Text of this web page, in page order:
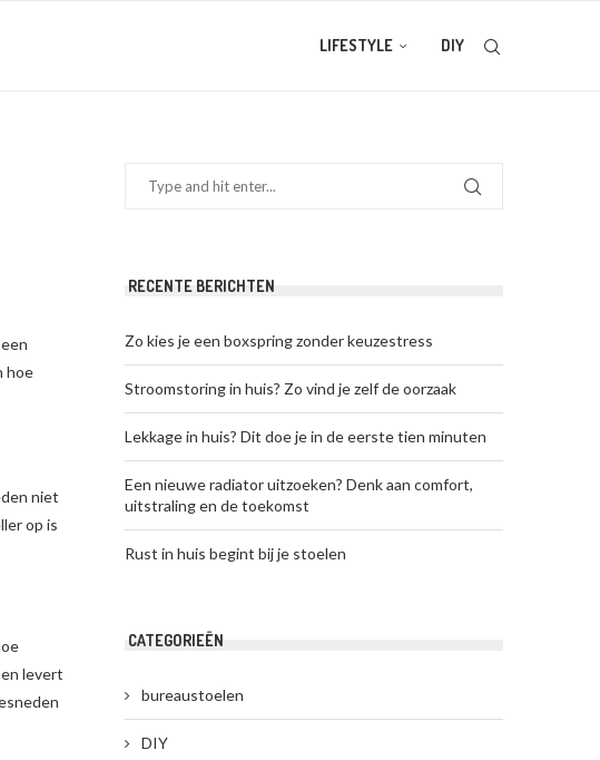
LIFESTYLE DIY
hoe
niet
op is
levert
RECENTE BERICHTEN
Zo kies je een boxspring zonder keuzestress
Stroomstoring in huis? Zo vind je zelf de oorzaak
Lekkage in huis? Dit doe je in de eerste tien minuten
Een nieuwe radiator uitzoeken? Denk aan comfort,
uitstraling en de toekomst
Rust in huis begint bij je stoelen
CATEGORIEËN
bureaustoelen
DIY